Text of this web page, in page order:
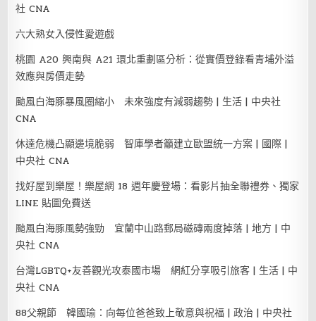
社 CNA
六大熟女入侵性愛遊戲
桃園 A20 興南與 A21 環北重劃區分析：從實價登錄看青埔外溢
效應與房價走勢
颱風白海豚暴風圈縮小 未來強度有減弱趨勢 | 生活 | 中央社
CNA
休達危機凸顯邊境脆弱 智庫學者籲建立歐盟統一方案 | 國際 |
中央社 CNA
找好屋到樂屋！樂屋網 18 週年慶登場：看影片抽全聯禮券、獨家
LINE 貼圖免費送
颱風白海豚風勢強勁 宜蘭中山路郵局磁磚兩度掉落 | 地方 | 中
央社 CNA
台灣LGBTQ+友善觀光攻泰國市場 網紅分享吸引旅客 | 生活 | 中
央社 CNA
88父親節 韓國瑜：向每位爸爸致上敬意與祝福 | 政治 | 中央社